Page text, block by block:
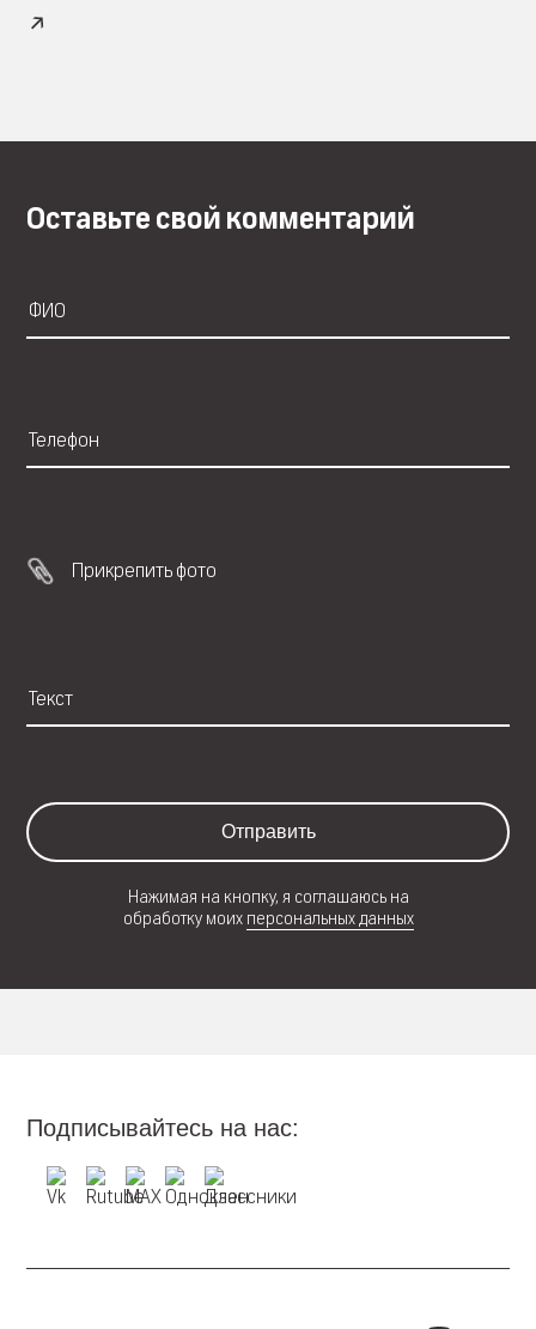
Оставьте свой комментарий
Прикрепить фото
Отправить
Нажимая на кнопку, я соглашаюсь на
обработку моих персональных данных
Подписывайтесь на нас: